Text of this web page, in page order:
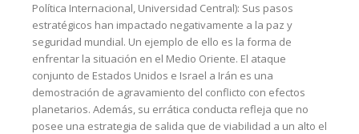
Política Internacional, Universidad Central): Sus pasos
estratégicos han impactado negativamente a la paz y
seguridad mundial. Un ejemplo de ello es la forma de
enfrentar la situación en el Medio Oriente. El ataque
conjunto de Estados Unidos e Israel a Irán es una
demostración de agravamiento del conflicto con efectos
planetarios. Además, su errática conducta refleja que no
posee una estrategia de salida que de viabilidad a un alto el